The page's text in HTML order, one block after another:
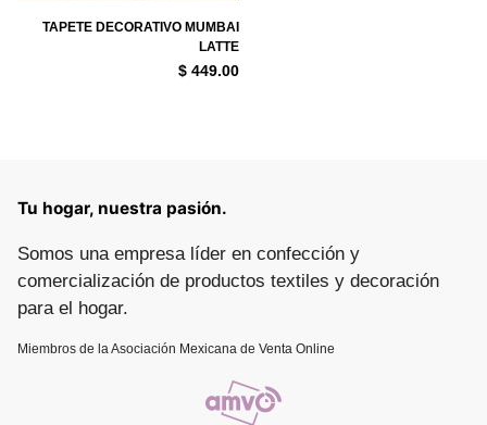
TAPETE DECORATIVO MUMBAI
LATTE
$ 449.00
Tu hogar, nuestra pasión.
Somos una empresa líder en confección y
comercialización de productos textiles y decoración
para el hogar.
Miembros de la Asociación Mexicana de Venta Online